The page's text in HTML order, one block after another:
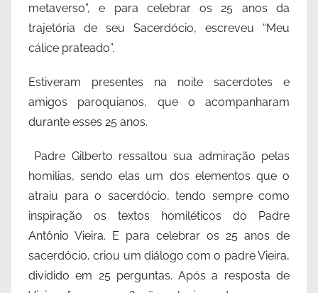
metaverso”, e para celebrar os 25 anos da
trajetória de seu Sacerdócio, escreveu “Meu
cálice prateado”.
Estiveram presentes na noite sacerdotes e
amigos paroquianos, que o acompanharam
durante esses 25 anos.
Padre Gilberto ressaltou sua admiração pelas
homilias, sendo elas um dos elementos que o
atraiu para o sacerdócio, tendo sempre como
inspiração os textos homiléticos do Padre
Antônio Vieira. E para celebrar os 25 anos de
sacerdócio, criou um diálogo com o padre Vieira,
dividido em 25 perguntas. Após a resposta de